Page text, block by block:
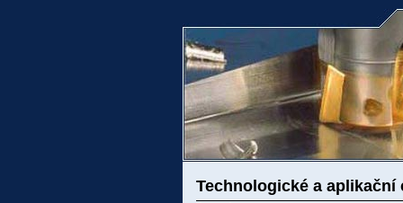
Technologické a aplikační